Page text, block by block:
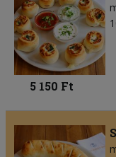
5 150 Ft